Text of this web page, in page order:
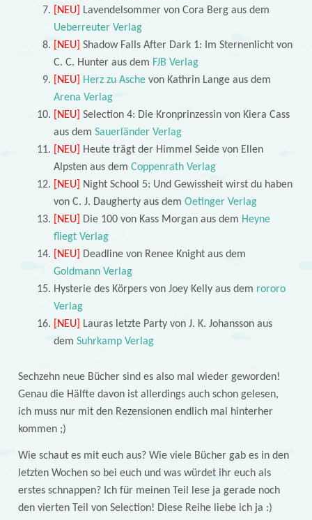
[NEU]
Lavendelsommer von Cora Berg aus dem
Ueberreuter Verlag
[NEU] Shadow Falls After Dark 1: Im Sternenlicht von
C. C. Hunter aus dem FJB Verlag
[NEU]
Herz zu Aschevon Kathrin Lange aus dem
Arena Verlag
[NEU] Selection 4: Die Kronprinzessin von Kiera Cass
aus dem Sauerländer Verlag
[NEU]
Heute trägt der Himmel Seide von Ellen
Alpsten aus dem Coppenrath Verlag
[NEU]
Night School 5: Und Gewissheit wirst du haben
von C. J. Daugherty aus dem Oetinger Verlag
[NEU]
Die 100 von Kass Morgan aus dem Heyne
fliegt Verlag
[NEU]
Deadline von Renee Knight aus dem
Goldmann Verlag
Hysterie des Körpers von Joey Kelly aus dem rororo
Verlag
[NEU]
Lauras letzte Party von J. K. Johansson aus
dem Suhrkamp Verlag
Sechzehn neue Bücher sind es also mal wieder geworden!
Genau die Hälfte davon ist allerdings auch schon gelesen,
ich muss nur mit den Rezensionen endlich mal hinterher
kommen ;)
Wie schaut es mit euch aus? Wie viele Bücher gab es in den
letzten Wochen so bei euch und was würdet ihr euch als
erstes schnappen? Ich für meinen Teil lese ja gerade noch
den vierten Teil von Selection! Diese Reihe liebe ich ja :)